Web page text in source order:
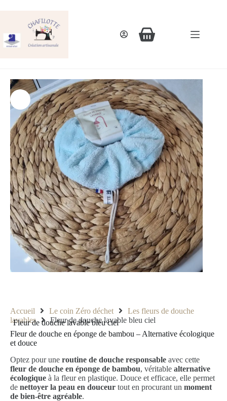
Accueil Le coin Zéro déchet
Les fleurs de douche
lavables
Fleur de douche lavable bleu ciel
Fleur de douche lavable bleu ciel
Fleur de douche en éponge de bambou – Alternative écologique
et douce
Optez pour une routine de douche responsable avec cette
fleur de douche en éponge de bambou, véritable alternative
écologique à la fleur en plastique. Douce et efficace, elle permet
de nettoyer la peau en douceur tout en procurant un moment
de bien-être agréable.